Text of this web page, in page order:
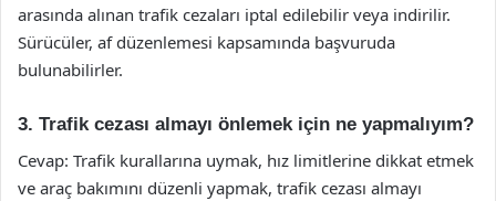
arasında alınan trafik cezaları iptal edilebilir veya indirilir.
Sürücüler, af düzenlemesi kapsamında başvuruda
bulunabilirler.
3. Trafik cezası almayı önlemek için ne yapmalıyım?
Cevap: Trafik kurallarına uymak, hız limitlerine dikkat etmek
ve araç bakımını düzenli yapmak, trafik cezası almayı